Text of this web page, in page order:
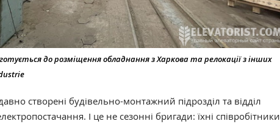
до розміщення обладнання з Харкова та релокації з інших
створені будівельно-монтажний підрозділ та відділ
І це не сезонні бригади: їхні співробітники